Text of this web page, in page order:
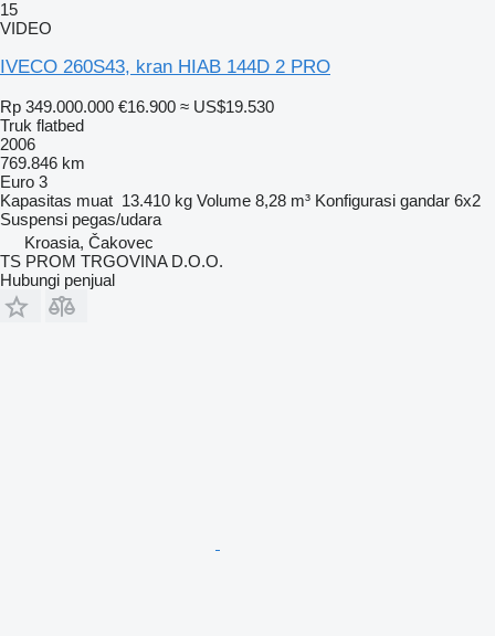
15
VIDEO
IVECO 260S43, kran HIAB 144D 2 PRO
Rp 349.000.000 €16.900 ≈ US$19.530
Truk flatbed
2006
769.846 km
Euro 3
Kapasitas muat 13.410 kg Volume 8,28 m³ Konfigurasi gandar 6x2
Suspensi pegas/udara
Kroasia, Čakovec
TS PROM TRGOVINA D.O.O.
Hubungi penjual